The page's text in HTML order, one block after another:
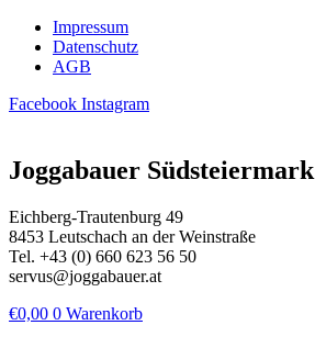
Impressum
Datenschutz
AGB
Facebook Instagram
Joggabauer Südsteiermark
Eichberg-Trautenburg 49
8453 Leutschach an der Weinstraße
Tel. +43 (0) 660 623 56 50
servus@joggabauer.at
€0,00 0 Warenkorb